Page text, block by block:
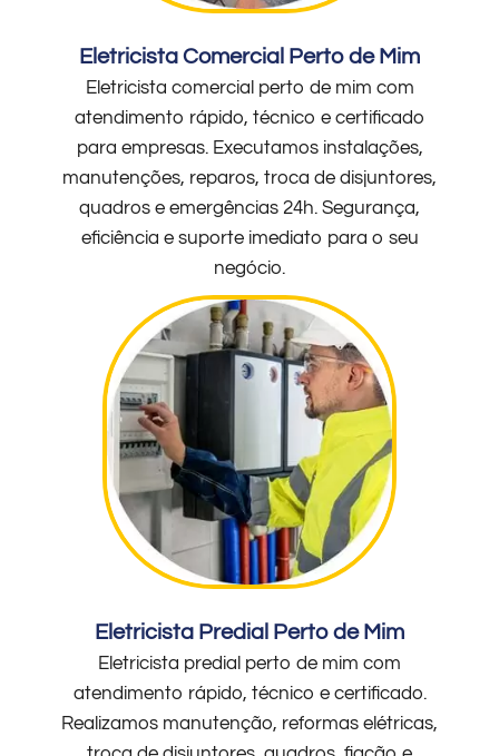
Eletricista Comercial Perto de Mim
Eletricista comercial perto de mim com
atendimento rápido, técnico e certificado
para empresas. Executamos instalações,
manutenções, reparos, troca de disjuntores,
quadros e emergências 24h. Segurança,
eficiência e suporte imediato para o seu
negócio.
Eletricista Predial Perto de Mim
Eletricista predial perto de mim com
atendimento rápido, técnico e certificado.
Realizamos manutenção, reformas elétricas,